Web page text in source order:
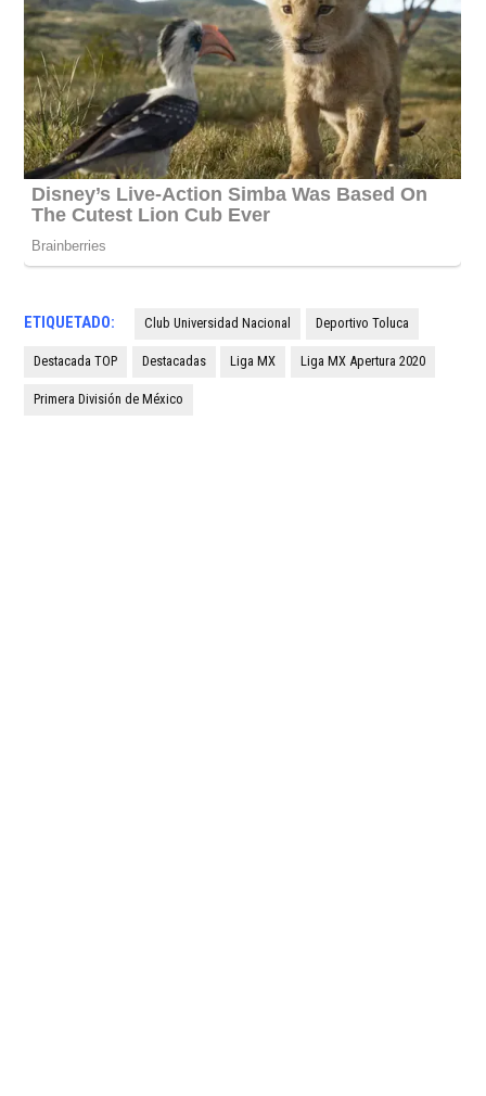
ETIQUETADO: Club Universidad Nacional Deportivo Toluca
Destacada TOP Destacadas Liga MX Liga MX Apertura 2020
Primera División de México